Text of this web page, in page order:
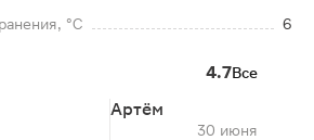
°C
6
4.7Все
Артём
30 июня